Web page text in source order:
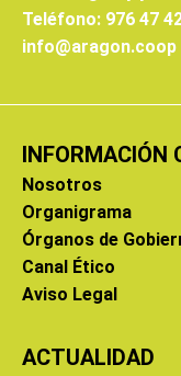
Teléfono: 976 47
info@aragon.coop
INFORMACIÓN
Nosotros
Organigrama
Órganos de
Canal Ético
Aviso Legal
ACTUALIDAD